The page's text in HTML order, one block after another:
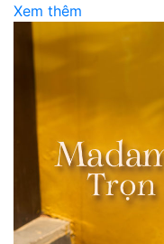
Xem thêm